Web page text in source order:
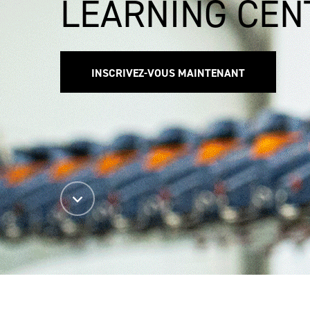
LEARNING
INSCRIVEZ-VOUS MAINTENANT